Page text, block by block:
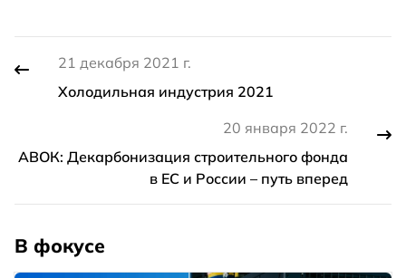
21 декабря 2021 г.
Холодильная индустрия 2021
20 января 2022 г.
АВОК: Декарбонизация строительного фонда
в ЕС и России – путь вперед
В фокусе